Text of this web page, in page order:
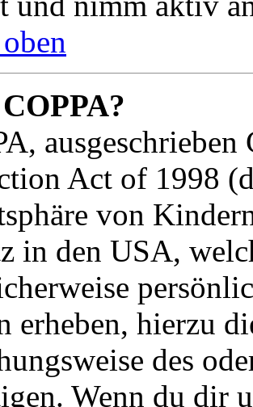
Act of 1998
von
in den USA,
erheben, hierzu
des
Wenn du dir